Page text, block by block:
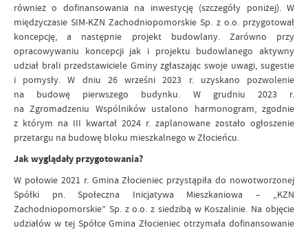
również o dofinansowania na inwestycję (szczegóły poniżej). W
międzyczasie SIM-KZN Zachodniopomorskie Sp. z o.o. przygotował
koncepcję, a następnie projekt budowlany. Zarówno przy
opracowywaniu koncepcji jak i projektu budowlanego aktywny
udział brali przedstawiciele Gminy zgłaszając swoje uwagi, sugestie
i pomysły. W dniu 26 wrześni 2023 r. uzyskano pozwolenie
na budowę pierwszego budynku. W grudniu 2023 r.
na Zgromadzeniu Wspólników ustalono harmonogram, zgodnie
z którym na III kwartał 2024 r. zaplanowane zostało ogłoszenie
przetargu na budowę bloku mieszkalnego w Złocieńcu.
Jak wyglądały przygotowania?
W połowie 2021 r. Gmina Złocieniec przystąpiła do nowotworzonej
Spółki pn. Społeczna Inicjatywa Mieszkaniowa – „KZN
Zachodniopomorskie” Sp. z o.o. z siedzibą w Koszalinie. Na objęcie
udziałów w tej Spółce Gmina Złocieniec otrzymała dofinansowanie